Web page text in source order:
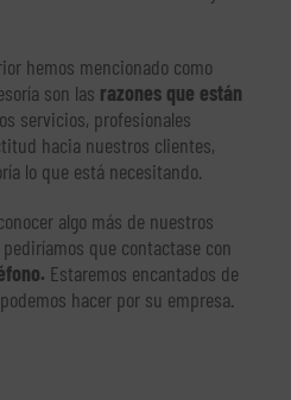
hemos mencionado como
son las razones que están
servicios, profesionales
hacia nuestros clientes,
lo que está necesitando.
algo más de nuestros
que contactase con
Estaremos encantados de
hacer por su empresa.